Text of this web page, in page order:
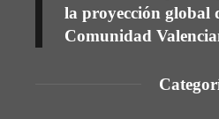
la proyección global
Comunidad